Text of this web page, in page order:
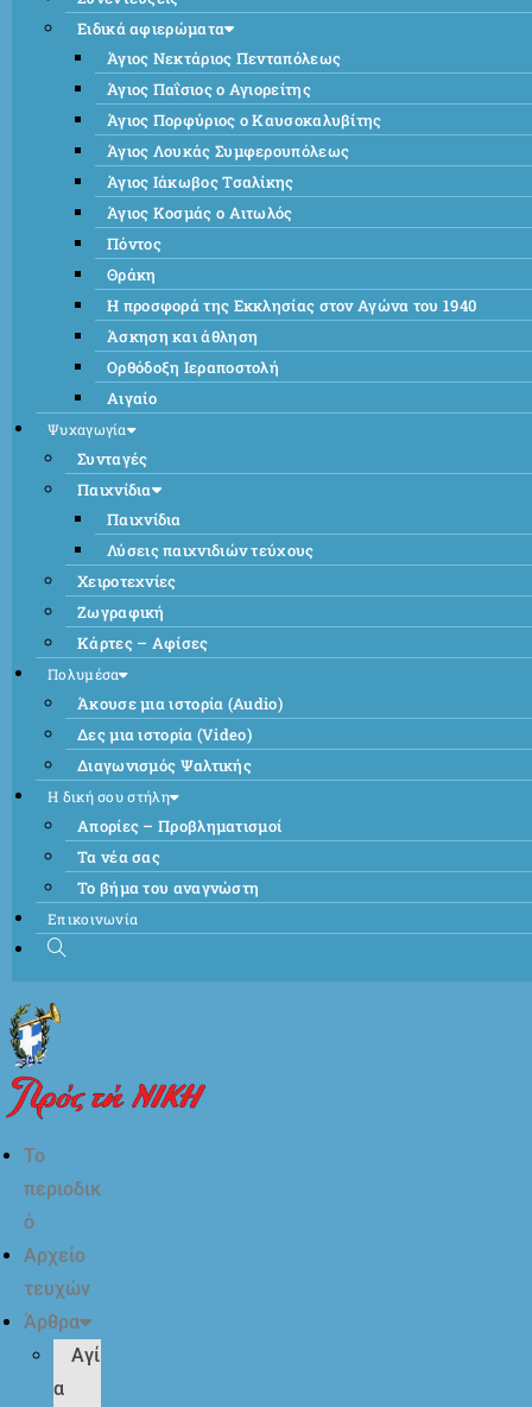
Ειδικά αφιερώματα
Άγιος Νεκτάριος Πενταπόλεως
Άγιος Παΐσιος ο Αγιορείτης
Άγιος Πορφύριος ο Καυσοκαλυβίτης
Άγιος Λουκάς Συμφερουπόλεως
Άγιος Ιάκωβος Τσαλίκης
Άγιος Κοσμάς ο Αιτωλός
Πόντος
Θράκη
Η προσφορά της Εκκλησίας στον Αγώνα του 1940
Άσκηση και άθληση
Ορθόδοξη Ιεραποστολή
Αιγαίο
Ψυχαγωγία
Συνταγές
Παιχνίδια
Παιχνίδια
Λύσεις παιχνιδιών τεύχους
Χειροτεχνίες
Ζωγραφική
Κάρτες – Αφίσες
Πολυμέσα
Άκουσε μια ιστορία (Audio)
Δες μια ιστορία (Video)
Διαγωνισμός Ψαλτικής
Η δική σου στήλη
Απορίες – Προβληματισμοί
Τα νέα σας
Το βήμα του αναγνώστη
Επικοινωνία
Το
περιοδικ
ό
Αρχείο
τευχών
Άρθρα
Αγί
α